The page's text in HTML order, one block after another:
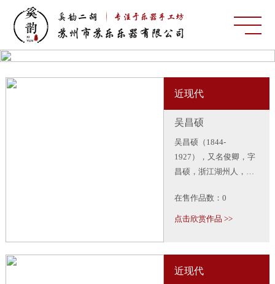
近现代
吴昌硕
吴昌硕（1844-
1927），又名俊卿，字
昌硕，浙江湖州人，晚
西泠印社首任社长，“石
鼓篆书第一人”、“文人
华、虚谷合称 “海派四
在售作品数：0
点击欣赏作品 >>
近现代